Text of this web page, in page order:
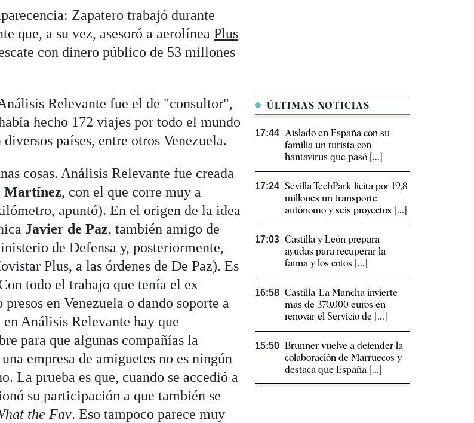
Zapatero trabajó durante
que, a su vez, asesoró a aerolíneaPlus
con dinero público de 53 millones
Relevante fue el de "consultor",
hecho 172 viajes por todo el mundo
países, entre otros Venezuela.
cosas. Análisis Relevante fue creada
Martínez, con el que corre muy a
apuntó). En el origen de la idea
Javier de Paz, también amigo de
de Defensa y, posteriormente,
Plus, a las órdenes de De Paz). Es
todo el trabajo que tenía el ex
en Venezuela o dando soporte a
Análisis Relevante hay que
para que algunas compañías la
empresa de amiguetes no es ningún
La prueba es que, cuando se accedió a
su participación a que también se
the Fav. Eso tampoco parece muy
ÚLTIMAS NOTICIAS
17:44 Aislado en España con su
familia un turista con
hantavirus que pasó [...]
17:24 Sevilla TechPark licita por 19,8
millones un transporte
autónomo y seis proyectos [...]
17:03 Castilla y León prepara
ayudas para recuperar la
fauna y los cotos [...]
16:58 Castilla-La Mancha invierte
más de 370.000 euros en
renovar el Servicio de [...]
15:50 Brunner vuelve a defender la
colaboración de Marruecos y
destaca que España [...]